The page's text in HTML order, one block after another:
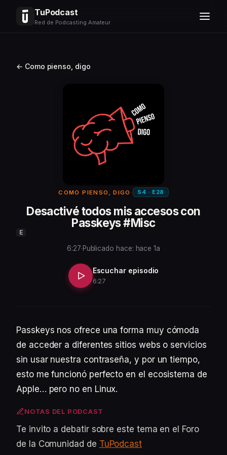
TuPodcast
Red de Podcasting Amateur
← Como pienso, digo
COMO PIENSO, DIGO · S4 · E28
Desactivé todos mis accesos con
Passkeys #Misc
E
6:27·Publicado hace: hace 1a
Escuchar episodio
6:27
Passkeys nos ofrece una forma muy cómoda
de acceder a diferentes sitios webs o servicios
sin usar nuestra contraseña, y por un tiempo,
esto me funcionó perfecto en el ecosistema de
Apple… pero no en Linux.
NOTAS DEL PODCAST
Te invito a debatir sobre este tema en el Foro
de la Comunidad de TuPodcast